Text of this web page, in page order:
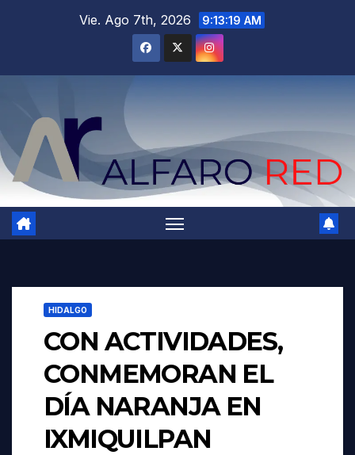
Vie. Ago 7th, 2026 9:13:20 AM
HIDALGO
CON ACTIVIDADES,
CONMEMORAN EL
DÍA NARANJA EN
IXMIQUILPAN